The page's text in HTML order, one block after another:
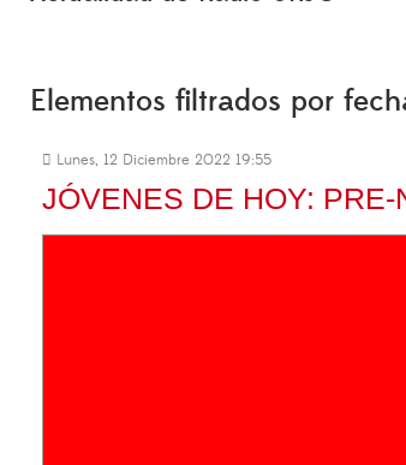
Elementos filtrados por
Lunes, 12 Diciembre 2022 19:55
JÓVENES DE HOY: PRE-